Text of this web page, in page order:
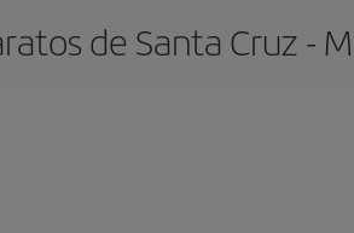
de Santa Cruz -